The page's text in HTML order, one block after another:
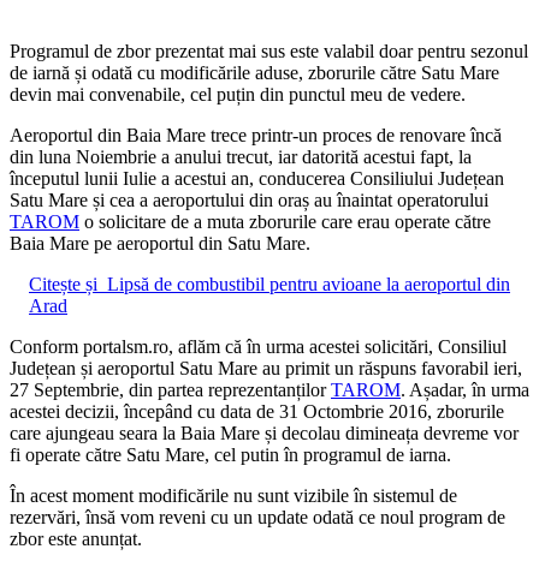
Programul de zbor prezentat mai sus este valabil doar pentru sezonul
de iarnă și odată cu modificările aduse, zborurile către Satu Mare
devin mai convenabile, cel puțin din punctul meu de vedere.
Aeroportul din Baia Mare trece printr-un proces de renovare încă
din luna Noiembrie a anului trecut, iar datorită acestui fapt, la
începutul lunii Iulie a acestui an, conducerea Consiliului Județean
Satu Mare și cea a aeroportului din oraș au înaintat operatorului
TAROM o solicitare de a muta zborurile care erau operate către
Baia Mare pe aeroportul din Satu Mare.
Citește și Lipsă de combustibil pentru avioane la aeroportul din
Arad
Conform portalsm.ro, aflăm că în urma acestei solicitări, Consiliul
Județean și aeroportul Satu Mare au primit un răspuns favorabil ieri,
27 Septembrie, din partea reprezentanțilorTAROM. Așadar, în urma
acestei decizii, începând cu data de 31 Octombrie 2016, zborurile
care ajungeau seara la Baia Mare și decolau dimineața devreme vor
fi operate către Satu Mare, cel putin în programul de iarna.
În acest moment modificările nu sunt vizibile în sistemul de
rezervări, însă vom reveni cu un update odată ce noul program de
zbor este anunțat.